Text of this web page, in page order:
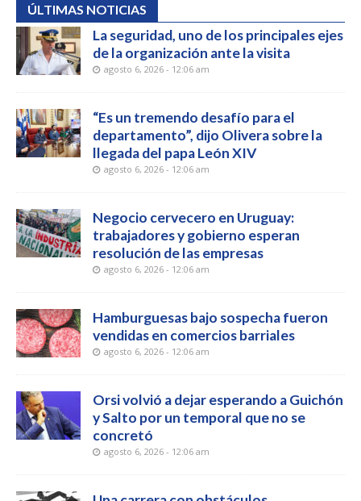
ÚLTIMAS NOTICIAS
La seguridad, uno de los principales ejes
de la organización ante la visita
agosto 6, 2026 - 12:06 am
“Es un tremendo desafío para el
departamento”, dijo Olivera sobre la
llegada del papa León XIV
agosto 6, 2026 - 12:06 am
Negocio cervecero en Uruguay:
trabajadores y gobierno esperan
resolución de las empresas
agosto 6, 2026 - 12:06 am
Hamburguesas bajo sospecha fueron
vendidas en comercios barriales
agosto 6, 2026 - 12:06 am
Orsi volvió a dejar esperando a Guichón
y Salto por un temporal que no se
concretó
agosto 6, 2026 - 12:06 am